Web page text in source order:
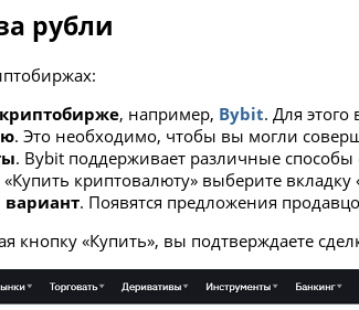
рубли
, например, Bybit. Для
. Это необходимо, чтобы вы могли
. Bybit поддерживает различные
«Купить криптовалюту» выберите
. Появятся предложения
кнопку «Купить», вы подтверждаете